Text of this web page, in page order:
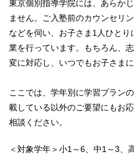
東京個別指導学院には、あらか
ません。ご入塾前のカウンセリ
などを伺い、お子さま1人ひと
業を行っています。もちろん、
変に対応し、いつでもお子さま
ここでは、学年別に学習プラン
載している以外のご要望にもお
相談ください。
＜対象学年＞小1～6、中1～3、